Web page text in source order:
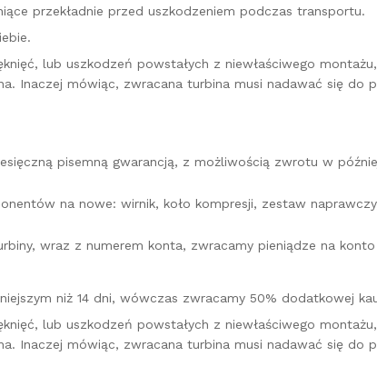
przekładnie przed uszkodzeniem podczas transportu.
lub uszkodzeń powstałych z niewłaściwego
Inaczej mówiąc, zwracana turbina musi nadawać się do
pisemną gwarancją, z możliwością zwrotu w
na nowe: wirnik, koło kompresji, zestaw
wraz z numerem konta, zwracamy pieniądze na
niż 14 dni, wówczas zwracamy 50% dodatkowej
lub uszkodzeń powstałych z niewłaściwego
Inaczej mówiąc, zwracana turbina musi nadawać się do